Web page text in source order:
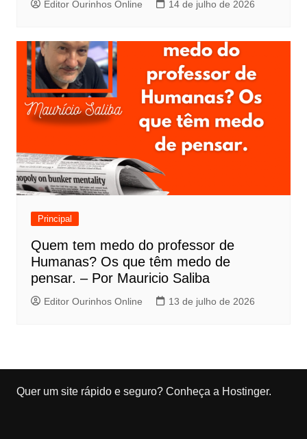
Editor Ourinhos Online 14 de julho de 2026
Principal
Quem tem medo do professor de
Humanas? Os que têm medo de
pensar. – Por Mauricio Saliba
Editor Ourinhos Online 13 de julho de 2026
Quer um site rápido e seguro? Conheça a Hostinger.